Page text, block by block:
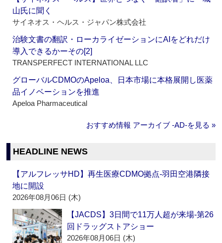
山氏に聞く
サイネオス・ヘルス・ジャパン株式会社
治験文書の翻訳・ローカライゼーションにAIをどれだけ
導入できるかーその[2]
TRANSPERFECT INTERNATIONAL LLC
グローバルCDMOのApeloa、日本市場に本格展開し医薬
品イノベーションを推進
Apeloa Pharmaceutical
おすすめ情報 アーカイブ ‐AD‐を見る »
HEADLINE NEWS
【アルフレッサHD】再生医療CDMO拠点‐羽田空港隣接
地に開設
2026年08月06日 (木)
【JACDS】3日間で11万人超が来場‐第26
回ドラッグストアショー
2026年08月06日 (木)